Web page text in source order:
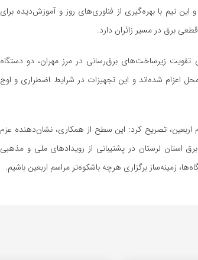
تیم با بهره‌گیری از فناوری‌های روز و آموزش‌دیده برای
برق در مسیر زائران دارد.
تقویت زیرساخت‌های برق‌رسانی در مرز مهران، دو دستگاه
اعزام شده‌اند و این تجهیزات در شرایط اضطراری و اوج
تصریح کرد: این سطح از همکاری، نشان‌دهنده عزم
استان لرستان در پشتیبانی از رویدادهای ملی و مذهبی
زمینه‌ساز برگزاری هرچه باشکوه‌تر مراسم اربعین باشیم.